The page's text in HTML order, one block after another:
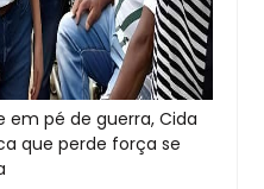
em pé de guerra, Cida
que perde força se